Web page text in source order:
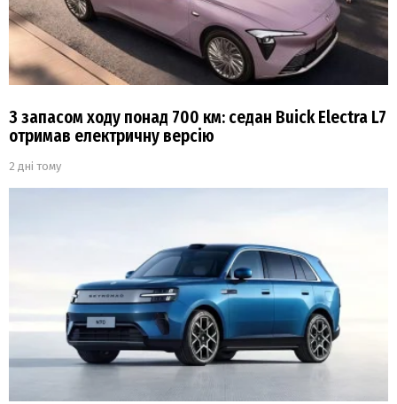
З запасом ходу понад 700 км: седан Buick Electra L7
отримав електричну версію
2 дні тому